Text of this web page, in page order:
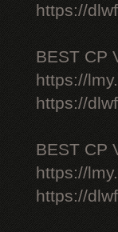
https://
BEST CP
https://
https://
BEST CP
https://
https://